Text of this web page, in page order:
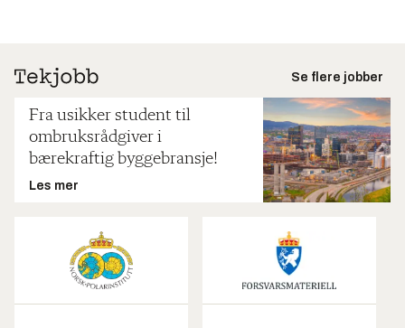
Se flere jobber
Fra usikker student til
ombruksrådgiver i
bærekraftig byggebransje!
Les mer